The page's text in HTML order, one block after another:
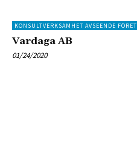
KONSULTVERKSAMHET AVSEENDE
Vardaga AB
01/24/2020